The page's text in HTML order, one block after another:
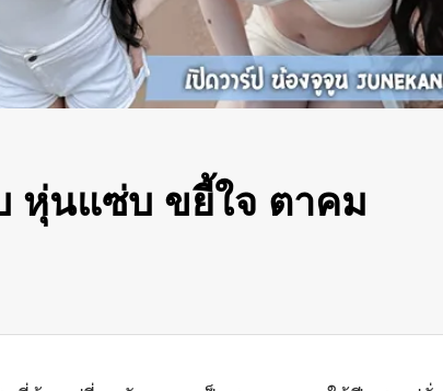
หุ่นแซ่บ ขยี้ใจ ตาคม